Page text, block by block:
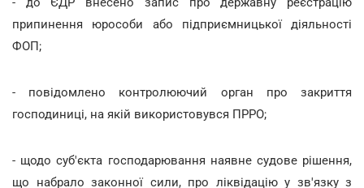
припинення юрособи або підприємницької діяльності
ФОП;
- повідомлено контролюючий орган про закриття
господиниці, на якій використовувся ПРРО;
- щодо суб'єкта господарювання наявне судове рішення,
що набрало законної сили, про ліквідацію у зв'язку з